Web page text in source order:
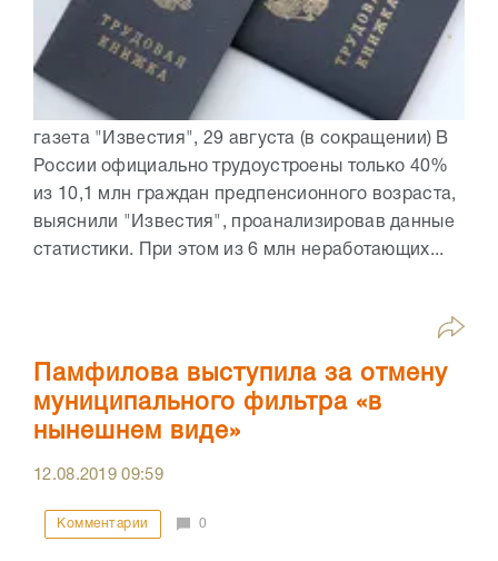
газета "Известия", 29 августа (в сокращении) В
России официально трудоустроены только 40%
из 10,1 млн граждан предпенсионного возраста,
выяснили "Известия", проанализировав данные
статистики. При этом из 6 млн неработающих...
Памфилова выступила за отмену
муниципального фильтра «в
нынешнем виде»
12.08.201909:59
Комментарии 0